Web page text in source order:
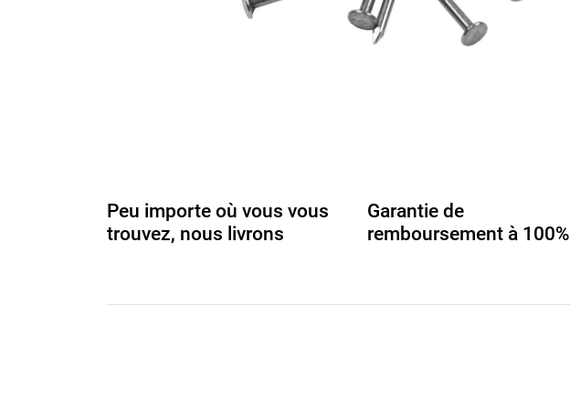
Peu importe où vous vous
trouvez, nous livrons
Garantie de
remboursement à 100%